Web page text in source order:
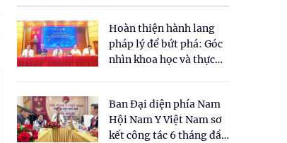
Hoàn thiện hành lang
pháp lý để bứt phá: Góc
nhìn khoa học và thực
cho Luật Y dược cổ
truyền Việt Nam"
Ban Đại diện phía Nam
Hội Nam Y Việt Nam sơ
kết công tác 6 tháng đầu